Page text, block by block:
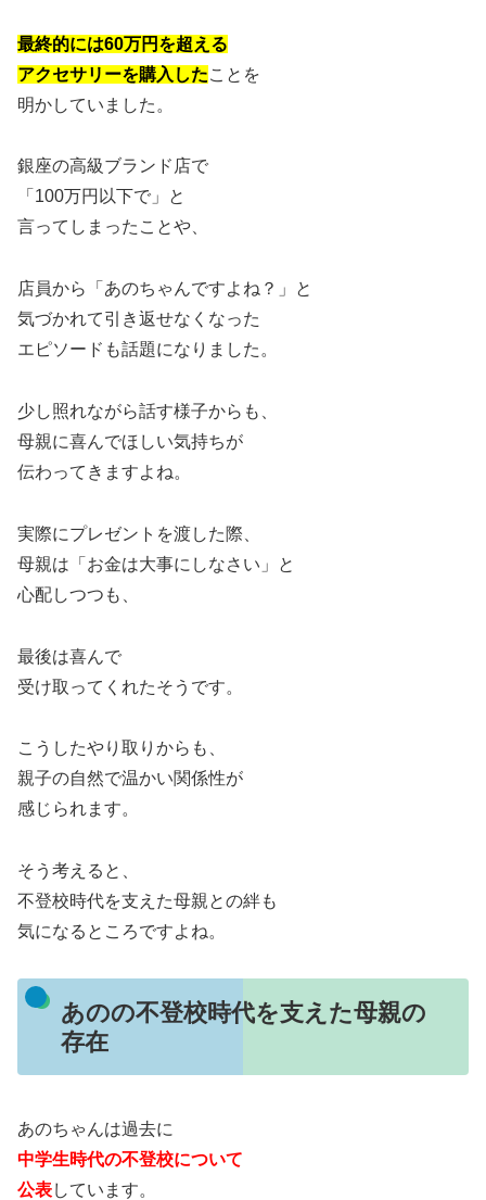
最終的には60万円を超える
アクセサリーを購入したことを
明かしていました。
銀座の高級ブランド店で
「100万円以下で」と
言ってしまったことや、
店員から「あのちゃんですよね？」と
気づかれて引き返せなくなった
エピソードも話題になりました。
少し照れながら話す様子からも、
母親に喜んでほしい気持ちが
伝わってきますよね。
実際にプレゼントを渡した際、
母親は「お金は大事にしなさい」と
心配しつつも、
最後は喜んで
受け取ってくれたそうです。
こうしたやり取りからも、
親子の自然で温かい関係性が
感じられます。
そう考えると、
不登校時代を支えた母親との絆も
気になるところですよね。
あのの不登校時代を支えた母親の
存在
あのちゃんは過去に
中学生時代の不登校について
公表しています。